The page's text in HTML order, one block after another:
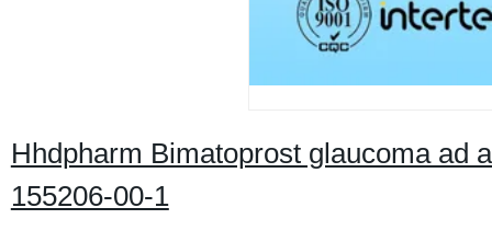
Hhdpharm Bimatoprost glaucoma ad
155206-00-1